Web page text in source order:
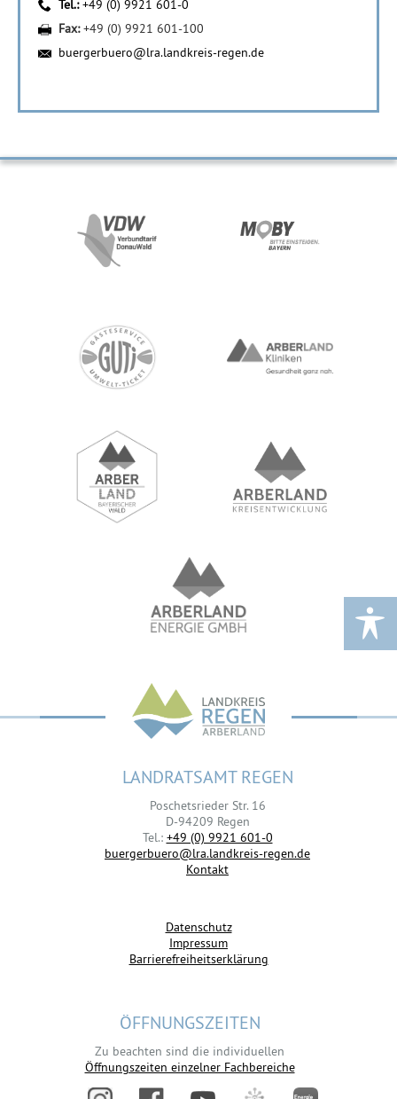
Tel.:+49 (0) 9921 601-0
Fax:+49 (0) 9921 601-100
buergerbuero@lra.landkreis-regen.de
LANDRATSAMT REGEN
Poschetsrieder Str. 16
D-94209 Regen
Tel.: +49 (0) 9921 601-0
buergerbuero@lra.landkreis-regen.de
Kontakt
Datenschutz
Impressum
Barrierefreiheitserklärung
ÖFFNUNGSZEITEN
Zu beachten sind die individuellen
Öffnungszeiten einzelner Fachbereiche